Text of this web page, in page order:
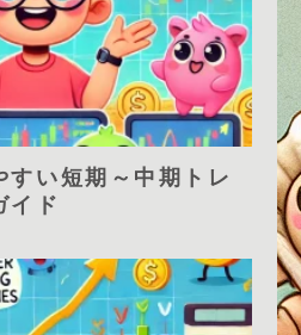
すい短期～中期トレ
イド